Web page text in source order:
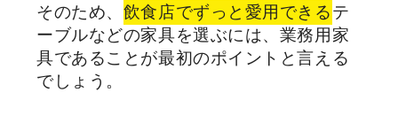
そのため、 飲食店でずっと愛用できるテ
ーブルなどの家具を選ぶには、業務用家
具であることが最初のポイントと言える
でしょう。